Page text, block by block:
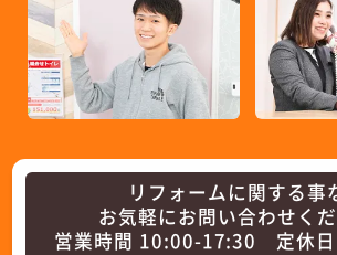
リフォームに関する事
お気軽にお問い合わせく
営業時間 10:00-17:30 定休日